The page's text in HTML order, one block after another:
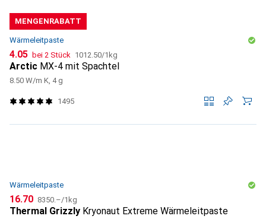
MENGENRABATT
Wärmeleitpaste
CHF
4.05 bei 2 Stück CHF
1012.50/1kg
Arctic MX-4 mit Spachtel
8.50 W/m K, 4 g
1495
Wärmeleitpaste
CHF
16.70 CHF
8350.–/1kg
Thermal Grizzly Kryonaut Extreme Wärmeleitpaste